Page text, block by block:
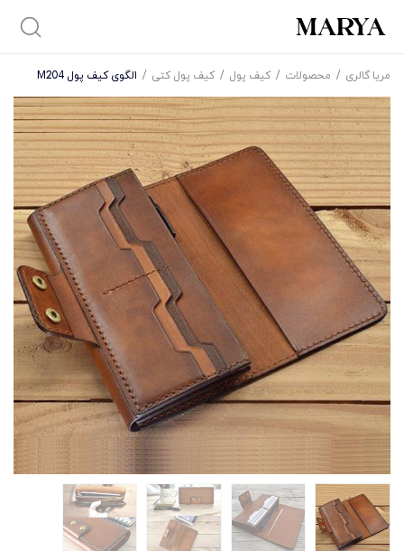
مریا گالری / محصولات / کیف پول / کیف پول کتی / الگوی کیف پول M204